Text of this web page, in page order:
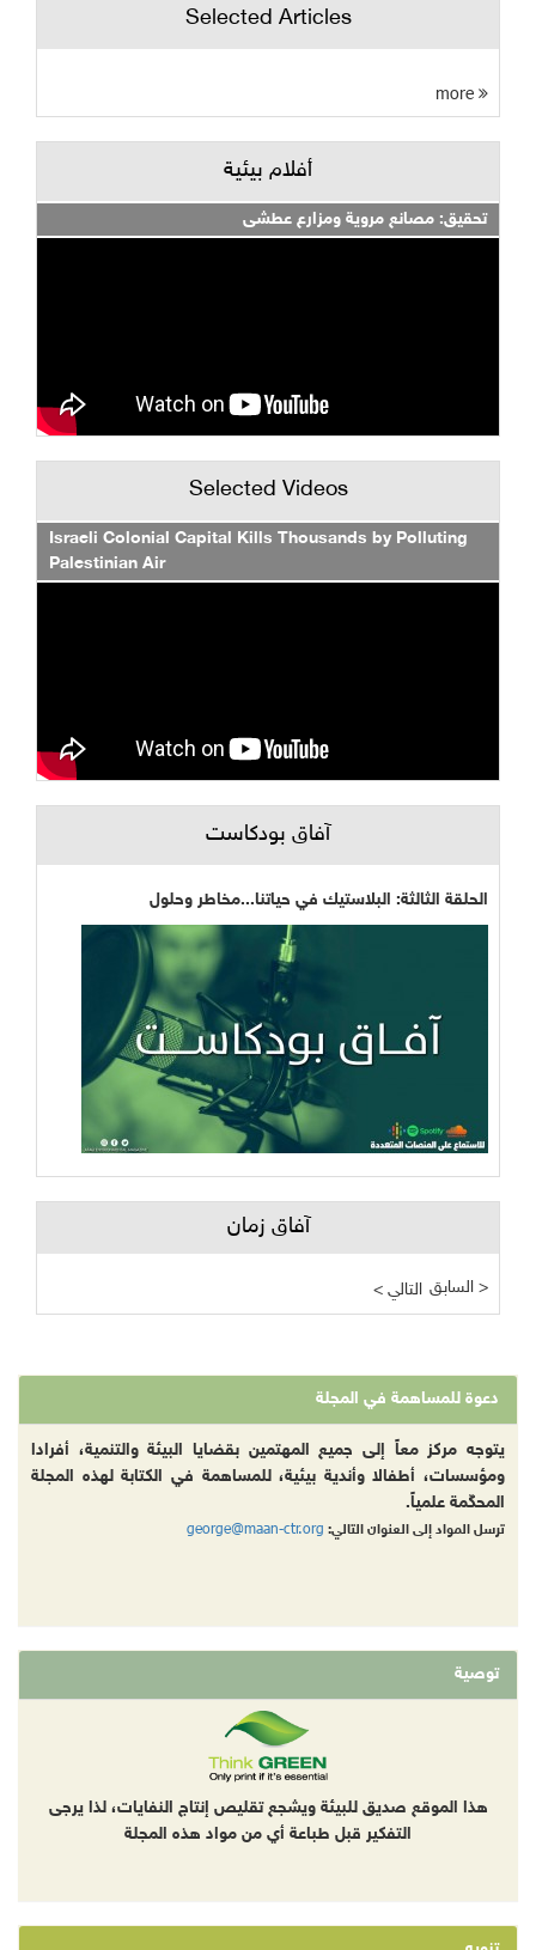
Selected Articles
أفلام بيئية
تحقيق: مصانع مروية ومزارع عطشى
Selected Videos
Israeli Colonial Capital Kills Thousands by Polluting
Palestinian Air
آفاق بودكاست
الحلقة الثالثة: البلاستيك في حياتنا...مخاطر وحلول
آفاق زمان
< التالي السابق >
دعوة للمساهمة في المجلة
يتوجه مركز معاً إلى جميع المهتمين بقضايا البيئة والتنمية، أفرادا
ومؤسسات، أطفالا وأندية بيئية، للمساهمة في الكتابة لهذه المجلة
المحكّمة علمياً.
ترسل المواد إلى العنوان التالي: george@maan-ctr.org
توصية
هذا الموقع صديق للبيئة ويشجع تقليص إنتاج النفايات، لذا يرجى
التفكير قبل طباعة أي من مواد هذه المجلة